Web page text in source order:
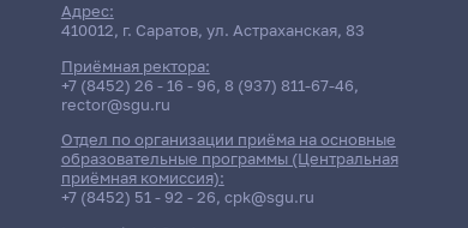
Адрес:
410012, г. Саратов, ул. Астраханская, 83
Приёмная ректора:
+7 (8452) 26 - 16 - 96, 8 (937) 811-67-46,
rector@sgu.ru
Отдел по организации приёма на основные
образовательные программы (Центральная
приёмная комиссия):
+7 (8452) 51 - 92 - 26, cpk@sgu.ru